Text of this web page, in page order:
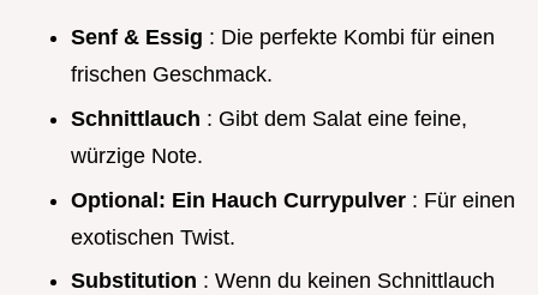
Senf & Essig : Die perfekte Kombi für einen
frischen Geschmack.
Schnittlauch : Gibt dem Salat eine feine,
würzige Note.
Optional: Ein Hauch Currypulver : Für einen
exotischen Twist.
Substitution : Wenn du keinen Schnittlauch